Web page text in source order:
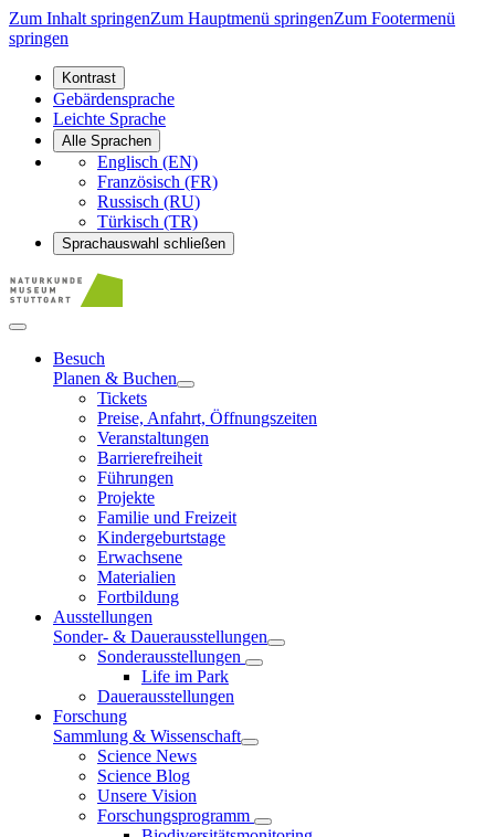
Zum Inhalt springenZum Hauptmenü springenZum Footermenü
springen
Kontrast
Gebärdensprache
Leichte Sprache
Alle Sprachen
Englisch (EN)
Französisch (FR)
Russisch (RU)
Türkisch (TR)
Sprachauswahl schließen
Besuch
Planen & Buchen
Tickets
Preise, Anfahrt, Öffnungszeiten
Veranstaltungen
Barrierefreiheit
Führungen
Projekte
Familie und Freizeit
Kindergeburtstage
Erwachsene
Materialien
Fortbildung
Ausstellungen
Sonder- & Dauerausstellungen
Sonderausstellungen
Life im Park
Dauerausstellungen
Forschung
Sammlung & Wissenschaft
Science News
Science Blog
Unsere Vision
Forschungsprogramm